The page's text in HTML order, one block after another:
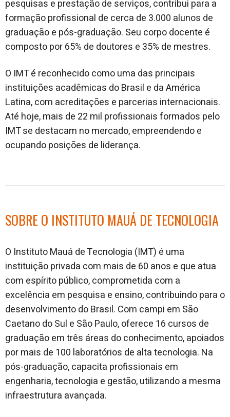
pesquisas e prestação de serviços, contribui para a
formação profissional de cerca de 3.000 alunos de
graduação e pós-graduação. Seu corpo docente é
composto por 65% de doutores e 35% de mestres.
O IMT é reconhecido como uma das principais
instituições acadêmicas do Brasil e da América
Latina, com acreditações e parcerias internacionais.
Até hoje, mais de 22 mil profissionais formados pelo
IMT se destacam no mercado, empreendendo e
ocupando posições de liderança.
SOBRE O INSTITUTO MAUÁ DE TECNOLOGIA
O Instituto Mauá de Tecnologia (IMT) é uma
instituição privada com mais de 60 anos e que atua
com espírito público, comprometida com a
excelência em pesquisa e ensino, contribuindo para o
desenvolvimento do Brasil. Com campi em São
Caetano do Sul e São Paulo, oferece 16 cursos de
graduação em três áreas do conhecimento, apoiados
por mais de 100 laboratórios de alta tecnologia. Na
pós-graduação, capacita profissionais em
engenharia, tecnologia e gestão, utilizando a mesma
infraestrutura avançada.